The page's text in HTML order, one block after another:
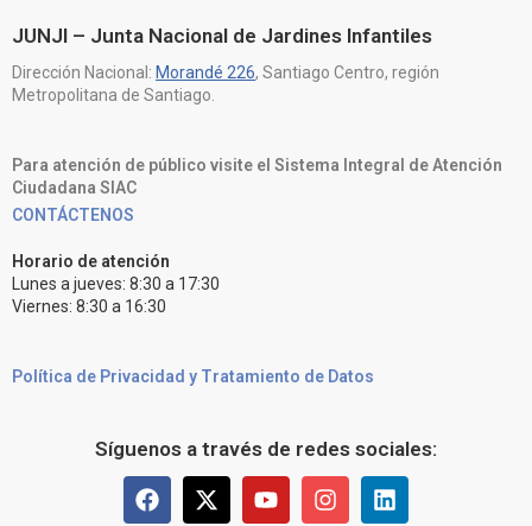
JUNJI – Junta Nacional de Jardines Infantiles
Dirección Nacional: Morandé 226, Santiago Centro, región
Metropolitana de Santiago.
Para atención de público visite el Sistema Integral de Atención
Ciudadana SIAC
CONTÁCTENOS
Horario de atención
Lunes a jueves: 8:30 a 17:30
Viernes: 8:30 a 16:30
Política de Privacidad y Tratamiento de Datos
Síguenos a través de redes sociales: